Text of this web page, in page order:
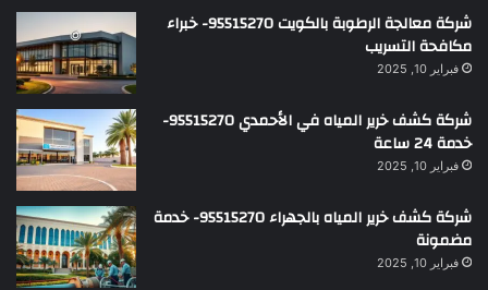
شركة معالجة الرطوبة بالكويت 95515270- خبراء
مكافحة التسريب
فبراير 10, 2025
شركة كشف خرير المياه في الأحمدي 95515270-
خدمة 24 ساعة
فبراير 10, 2025
شركة كشف خرير المياه بالجهراء 95515270- خدمة
مضمونة
فبراير 10, 2025